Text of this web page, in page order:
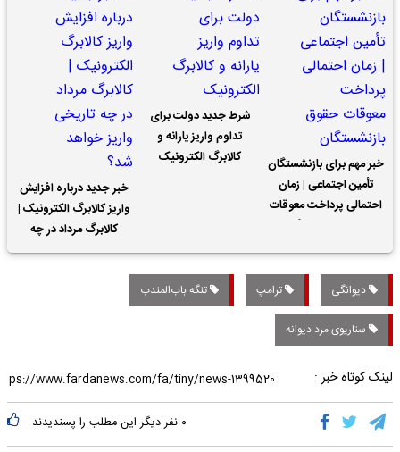
خبر مهم برای بازنشستگان
تأمین اجتماعی | زمان
احتمالی پرداخت معوقات
شرط جدید دولت برای
تداوم واریز یارانه و
کالابرگ الکترونیک
خبر جدید درباره افزایش
واریز کالابرگ الکترونیک |
کالابرگ مرداد در چه
تاریخی واریز خواهد شد؟
دیوانگی ترامپ تنگه باب‌المندب
سناریوی مرد دیوانه
لینک کوتاه خبر :
۰ نفر دیگر این مطلب را پسندیدند